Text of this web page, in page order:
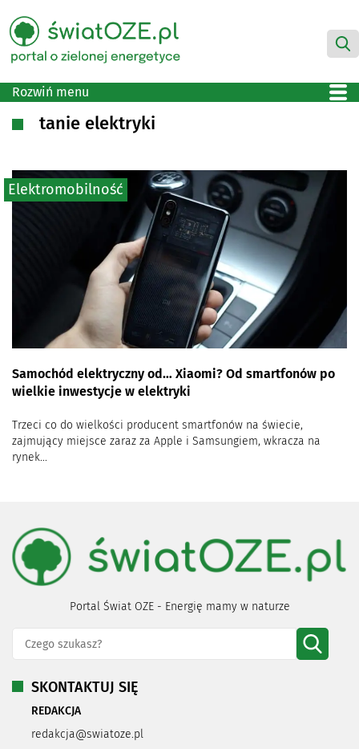
Rozwiń menu
tanie elektryki
Samochód elektryczny od… Xiaomi? Od smartfonów po
wielkie inwestycje w elektryki
Trzeci co do wielkości producent smartfonów na świecie,
zajmujący miejsce zaraz za Apple i Samsungiem, wkracza na
rynek...
Elektromobilność
Portal Świat OZE - Energię mamy w naturze
SKONTAKTUJ SIĘ
REDAKCJA
redakcja@swiatoze.pl